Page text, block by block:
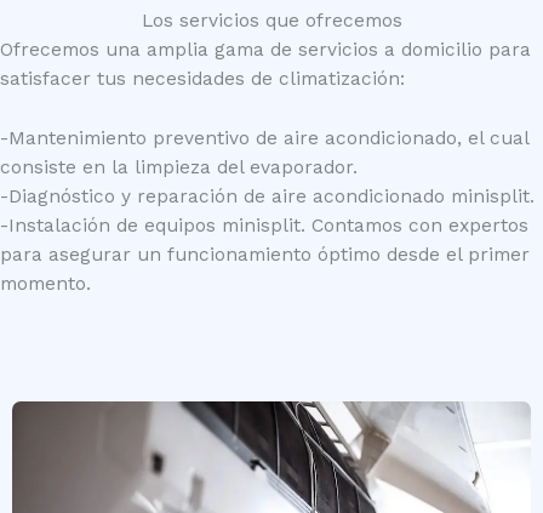
Los servicios que ofrecemos
Ofrecemos una amplia gama de servicios a domicilio para
satisfacer tus necesidades de climatización:
-Mantenimiento preventivo de aire acondicionado, el cual
consiste en la limpieza del evaporador.
-Diagnóstico y reparación de aire acondicionado minisplit.
-Instalación de equipos minisplit. Contamos con expertos
para asegurar un funcionamiento óptimo desde el primer
momento.